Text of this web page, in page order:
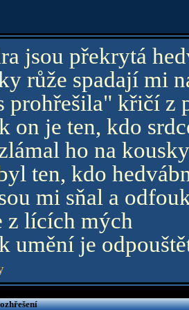
jsou překrytá
růže spadají mi
prohřešila" křičí z
on je ten, kdo
ho na kousky
ten, kdo
mi sňal a
z lících mých
umění je